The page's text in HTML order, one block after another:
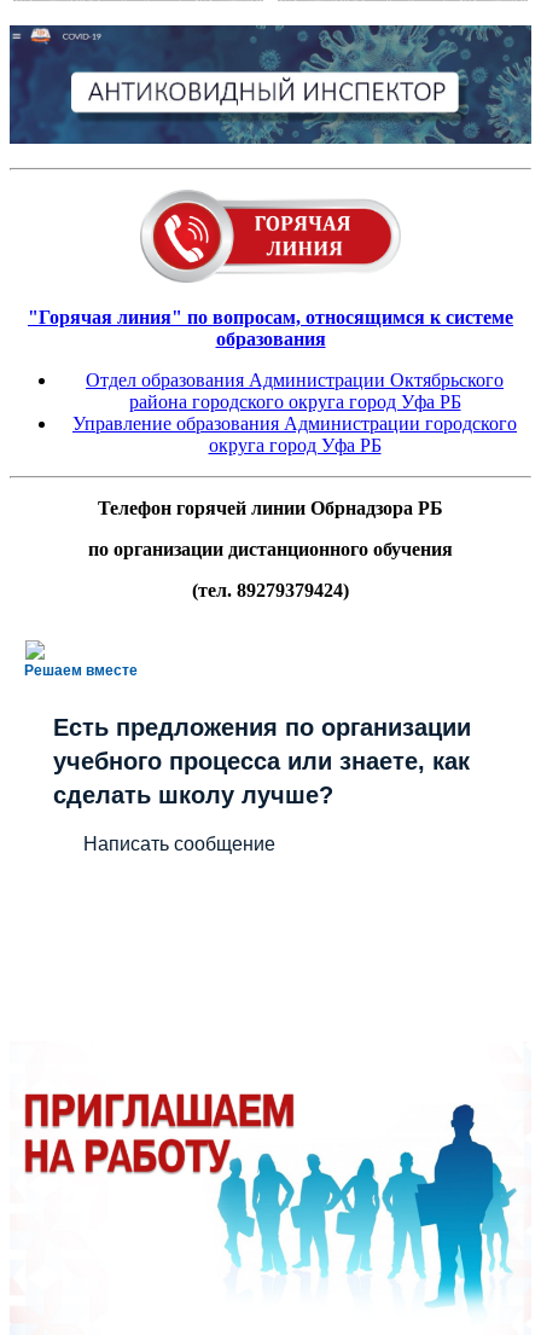
"Горячая линия" по вопросам, относящимся к системе
образования
Отдел образования Администрации Октябрьского
района городского округа город Уфа РБ
Управление образования Администрации городского
округа город Уфа РБ
Телефон горячей линии Обрнадзора РБ
по организации дистанционного обучения
(тел. 89279379424)
Решаем вместе
Есть предложения по организации
учебного процесса или знаете, как
сделать школу лучше?
Написать сообщение